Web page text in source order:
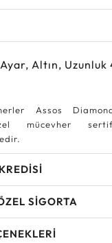
Ayar, Altın, Uzunluk
Assos
mücevher
SİGORTA